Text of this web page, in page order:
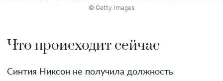
© Getty Images
Что происходит сейчас
Синтия Никсон не получила должность